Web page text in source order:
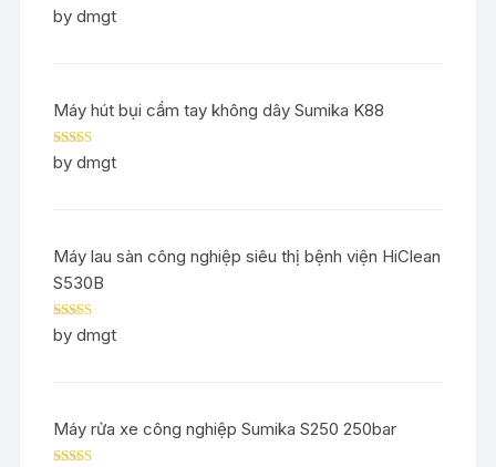
Rated5out
of 5
by dmgt
Máy hút bụi cầm tay không dây Sumika K88
Rated5out
of 5
by dmgt
Máy lau sàn công nghiệp siêu thị bệnh viện HiClean
S530B
Rated5out
of 5
by dmgt
Máy rửa xe công nghiệp Sumika S250 250bar